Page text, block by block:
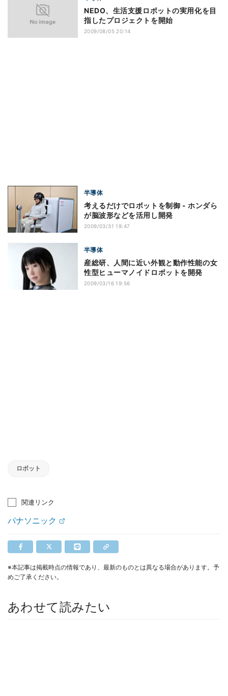
NEDO、生活支援ロボットの実用化を目
指したプロジェクトを開始
2009/08/05 20:14
半導体
考えるだけでロボットを制御 - ホンダら
が脳波形などを活用し開発
2009/03/31 19:47
半導体
産総研、人間に近い外観と動作性能の女
性型ヒューマノイドロボットを開発
2009/03/16 19:56
ロボット
関連リンク
パナソニック
※本記事は掲載時点の情報であり、最新のものとは異なる場合があります。予
めご了承ください。
あわせて読みたい